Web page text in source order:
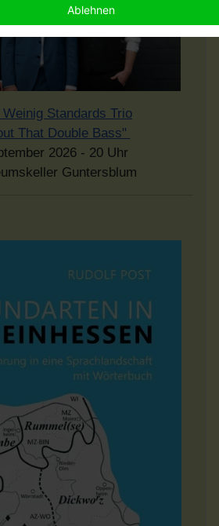
Standards Trio
That Double Bass"
2026 - 20 Uhr
Guntersblum
Ablehnen